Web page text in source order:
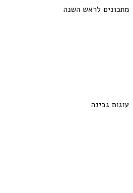
מתכונים לראש השנה
עוגות גבינה